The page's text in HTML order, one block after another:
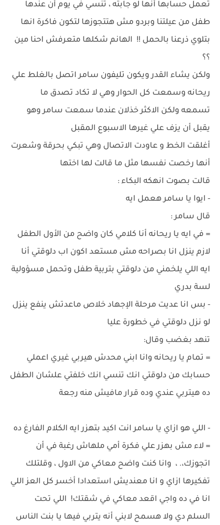
تعمل حسابها أنها لو جابته ، تنسي في يوم أن عندها
طفل من عيلتنا وبردو مش هتتجوزها لتكون فاكرة انها
بتلوي ذرعنا بالحمل !! الهانم شكلها متعرفش احنا مين
؟؟
ولكن يشاء القدر ويكون تليفون سامر اتصل بالغلط علي
ريحانه وسمعت كل الحوار وهي لا تكاد تصدق ما
تسمعه ولكن الاكثر خذلان عندما سمعت سامر وهو
يقبل أن يزف علي غيرها الاسبوع المقبل
أغلقت الخط و عاودت الاتصال وهي تبكي بحرقة وشعرت
أنها رخصت نفسها مثل ما قالت لها اختها
قالت بصوت انهكه البكاء :
- ايوا يا سامر هعمل ايه
قال سامر :
= في ايه يا ريحانه أنا كلامي كان واضح من الأول الطفل
لازم ينزل انا بصراحه مش مستعد اكون اب دلوقتي أنا
ايه اللي يلخمني من دلوقتي بتربية طفل وتحمل مسؤولية
لسة بدري
- بس انا عديت مرحلة الإجهاد خلاص ماعدتش ينفع ينزل
لو نزل دلوقتي في خطورة عليا
تنهد بغضب وقال:
= تمام يا ريحانه وانا ابني محدش هيربي غيري اعملي
حسابك من دلوقتي انك تنسي انك خلفتي علشان الطفل
ده هيتربي عندي وده قرار مافيش منه رجعة
- اللي هو ازاي يا سامر انت اكيد بتهزر ايه الكلام الفارغ ده
= لاء مش بهزر علي فكرة أمي ملهاش رغبة في أن
اتجوزك،. ، وانا كنت واضح معاكي من الاول ، وقلتلك
تفكيرها ازاي و انا معنديش استعدادا أخسر كل العز اللي
انا في ده واجي اقعد معاكي في شقتك! اللي تحت
السلم دي ولا هسمح لابني أنه يتربي فيها يا بنت الناس